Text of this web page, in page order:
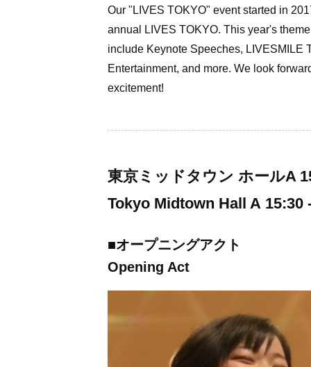
Our "LIVES TOKYO" event started in
annual LIVES TOKYO. This year's
include Keynote Speeches, LIVESMILE
Entertainment, and more. We look
excitement!
東京ミッドタウン ホールA
Tokyo Midtown Hall A 15:30
■オープニングアクト
Opening Act